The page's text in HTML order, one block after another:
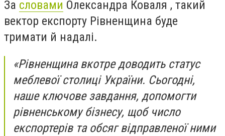
За словами Олександра Коваля , такий
вектор експорту Рівненщина буде
тримати й надалі.
«Рівненщина вкотре доводить статус
меблевої столиці України. Сьогодні,
наше ключове завдання, допомогти
рівненському бізнесу, щоб число
експортерів та обсяг відправленої ними